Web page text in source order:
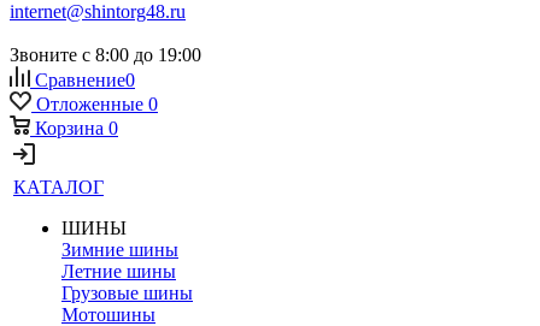
internet@shintorg48.ru
Звоните с 8:00 до 19:00
Сравнение0
Отложенные 0
Корзина 0
КАТАЛОГ
ШИНЫ
Зимние шины
Летние шины
Грузовые шины
Мотошины